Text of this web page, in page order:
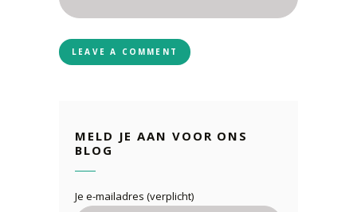
MELD JE AAN VOOR ONS
BLOG
Je e-mailadres (verplicht)